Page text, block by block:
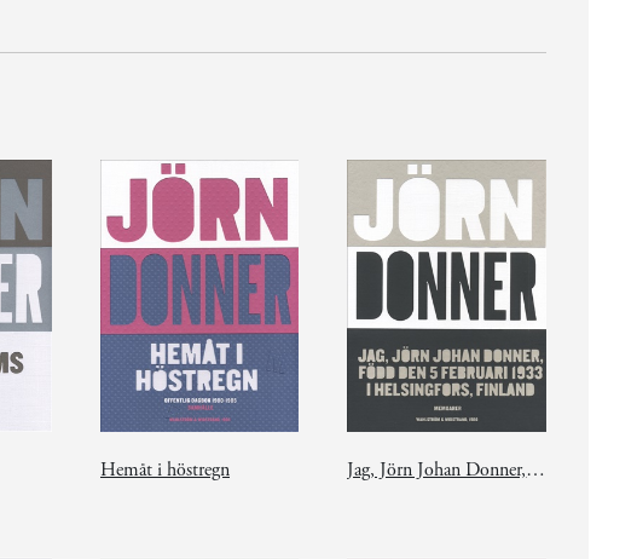
Hemåt i höstregn Jag, Jörn Johan Donner, född den 5 februari 1933 i Helsingfors, Finland